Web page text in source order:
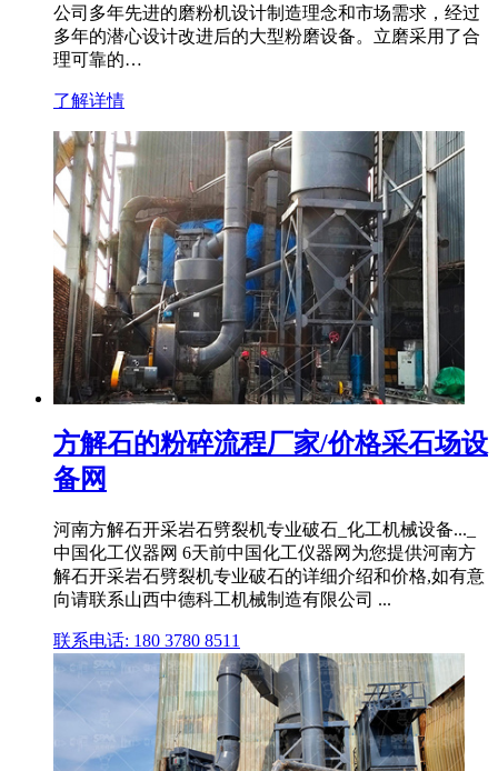
公司多年先进的磨粉机设计制造理念和市场需求，经过
多年的潜心设计改进后的大型粉磨设备。立磨采用了合
理可靠的…
了解详情
方解石的粉碎流程厂家/价格采石场设
备网
河南方解石开采岩石劈裂机专业破石_化工机械设备..._
中国化工仪器网 6天前中国化工仪器网为您提供河南方
解石开采岩石劈裂机专业破石的详细介绍和价格,如有意
向请联系山西中德科工机械制造有限公司 ...
联系电话: 180 3780 8511